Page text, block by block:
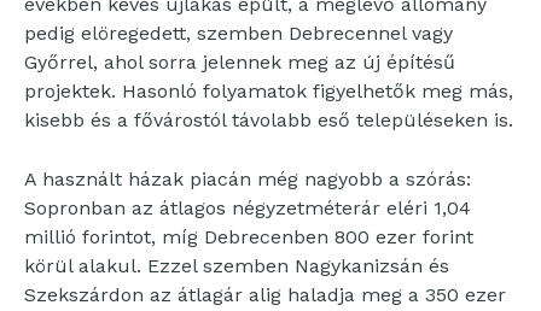
pedig elöregedett, szemben Debrecennel vagy
Győrrel, ahol sorra jelennek meg az új építésű
projektek. Hasonló folyamatok figyelhetők meg más,
kisebb és a fővárostól távolabb eső településeken is.
A használt házak piacán még nagyobb a szórás:
Sopronban az átlagos négyzetméterár eléri 1,04
millió forintot, míg Debrecenben 800 ezer forint
körül alakul. Ezzel szemben Nagykanizsán és
Szekszárdon az átlagár alig haladja meg a 350 ezer